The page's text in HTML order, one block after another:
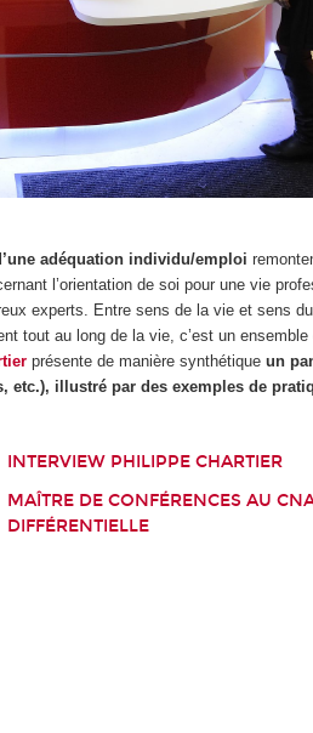
adéquation individu/emploi
l’orientation de soi pour une vie
experts. Entre sens de la vie et sens
tout au long de la vie, c’est un
présente de manière synthétiqueun
etc.), illustré par des exemples de
INTERVIEW PHILIPPE CHARTIER
MAÎTRE DE CONFÉRENCES AU
DIFFÉRENTIELLE